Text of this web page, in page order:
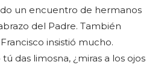
un encuentro de hermanos
del Padre. También
insistió mucho.
das limosna, ¿miras a los ojos